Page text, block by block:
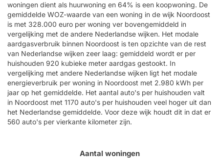
woningen dient als huurwoning en 64% is een koopwoning. De
gemiddelde WOZ-waarde van een woning in de wijk Noordoost
is met 328.000 euro per woning ver bovengemiddeld in
vergelijking met de andere Nederlandse wijken. Het modale
aardgasverbruik binnen Noordoost is ten opzichte van de rest
van Nederlandse wijken zeer laag: gemiddeld wordt er per
huishouden 920 kubieke meter aardgas gestookt. In
vergelijking met andere Nederlandse wijken ligt het modale
energieverbruik per woning in Noordoost met 2.980 kWh per
jaar op het gemiddelde. Het aantal auto's per huishouden valt
in Noordoost met 1170 auto's per huishouden veel hoger uit dan
het Nederlandse gemiddelde. Voor deze wijk houdt dit in dat er
560 auto's per vierkante kilometer zijn.
Aantal woningen